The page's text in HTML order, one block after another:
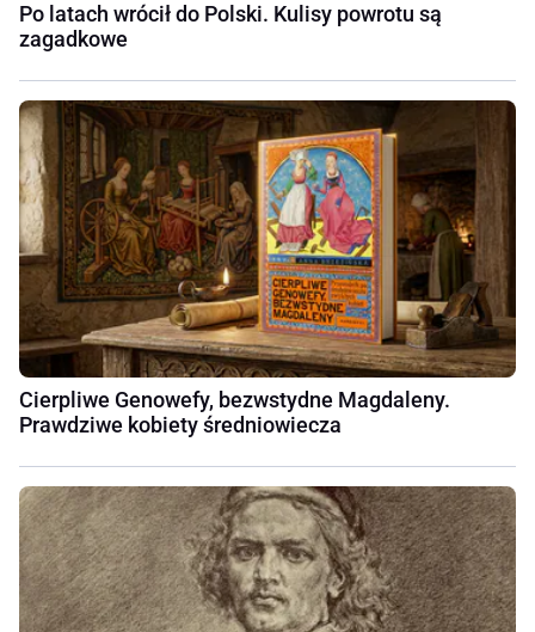
Po latach wrócił do Polski. Kulisy powrotu są
zagadkowe
Cierpliwe Genowefy, bezwstydne Magdaleny.
Prawdziwe kobiety średniowiecza